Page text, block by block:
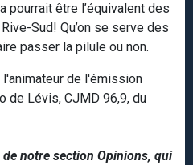
pourrait être l’équivalent des
Sud! Qu’on se serve des
passer la pilule ou non.
de l'émission
de Lévis, CJMD 96,9, du
notre section Opinions, qui